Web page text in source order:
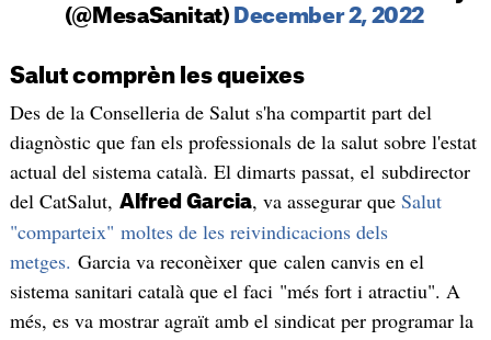
(@MesaSanitat) December 2, 2022
Salut comprèn les queixes
Des de la Conselleria de Salut s'ha compartit part del
diagnòstic que fan els professionals de la salut sobre l'estat
actual del sistema català. El dimarts passat, el subdirector
del CatSalut, Alfred Garcia, va assegurar queSalut
"comparteix" moltes de les reivindicacions dels
metges. Garcia va reconèixer que calen canvis en el
sistema sanitari català que el faci "més fort i atractiu". A
més, es va mostrar agraït amb el sindicat per programar la